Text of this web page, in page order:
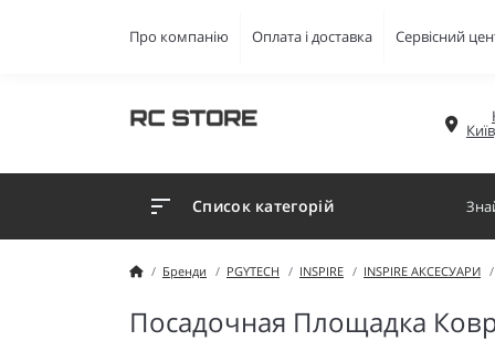
Про компанію Оплата і доставка Сервісний
Список категорій
Бренди PGYTECH INSPIRE INSPIRE АКСЕСУАРИ
Посадочная Площадка